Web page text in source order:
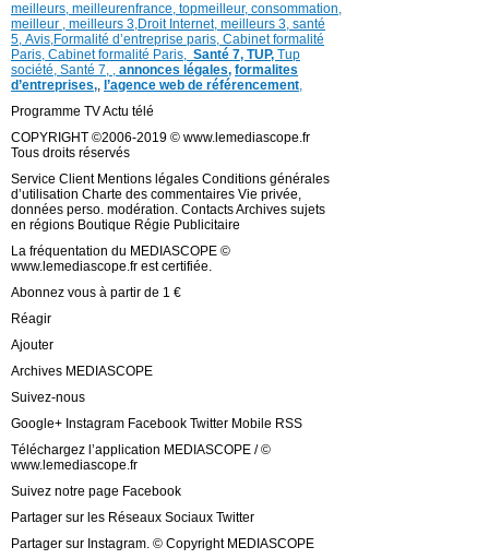
meilleurs, meilleurenfrance, topmeilleur, consommation,
meilleur , meilleurs 3,Droit Internet, meilleurs 3, santé
5, Avis,Formalité d’entreprise paris, Cabinet formalité
Paris, Cabinet formalité Paris, Santé 7, TUP, Tup
société, Santé 7, , annonces légales, formalites
d’entreprises,, l’agence web de référencement,
Programme TV Actu télé
COPYRIGHT ©2006-2019 © www.lemediascope.fr
Tous droits réservés
Service Client Mentions légales Conditions générales
d’utilisation Charte des commentaires Vie privée,
données perso. modération. Contacts Archives sujets
en régions Boutique Régie Publicitaire
La fréquentation du MEDIASCOPE ©
www.lemediascope.fr est certifiée.
Abonnez vous à partir de 1 €
Réagir
Ajouter
Archives MEDIASCOPE
Suivez-nous
Google+ Instagram Facebook Twitter Mobile RSS
Téléchargez l’application MEDIASCOPE / ©
www.lemediascope.fr
Suivez notre page Facebook
Partager sur les Réseaux Sociaux Twitter
Partager sur Instagram. © Copyright MEDIASCOPE